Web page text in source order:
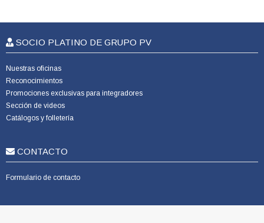
SOCIO PLATINO DE GRUPO PV
Nuestras oficinas
Reconocimientos
Promociones exclusivas para integradores
Sección de videos
Catálogos y folletería
CONTACTO
Formulario de contacto